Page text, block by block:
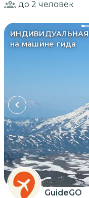
до 2 человек
ИНДИВИДУАЛЬНАЯ
на машине гида
GuideGO